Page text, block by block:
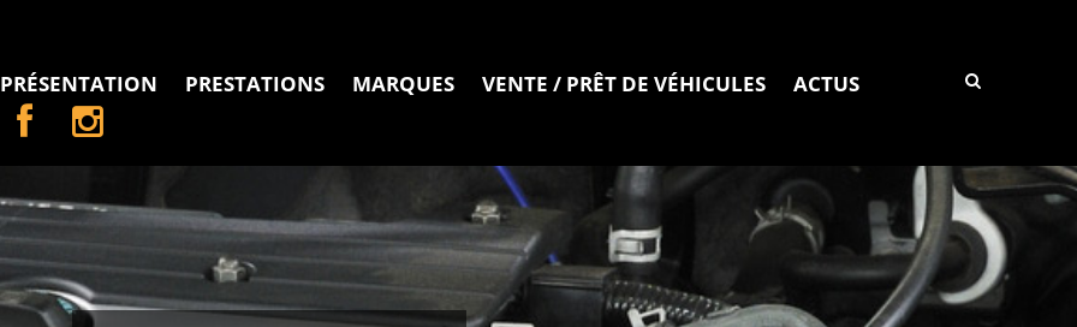
PRÉSENTATION PRESTATIONS MARQUES VENTE / PRÊT DE VÉHICULES
ACTUS